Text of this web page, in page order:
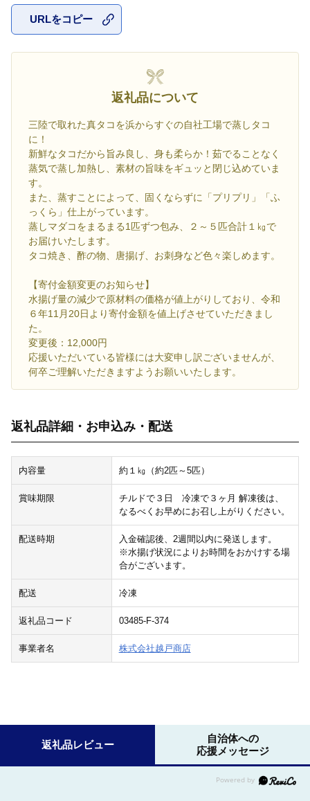
URLをコピー
返礼品について
三陸で取れた真タコを浜からすぐの自社工場で蒸しタコ
に！
新鮮なタコだから旨み良し、身も柔らか！茹でることなく
蒸気で蒸し加熱し、素材の旨味をギュッと閉じ込めていま
す。
また、蒸すことによって、固くならずに「プリプリ」「ふ
っくら」仕上がっています。
蒸しマダコをまるまる1匹ずつ包み、２～５匹合計１㎏で
お届けいたします。
タコ焼き、酢の物、唐揚げ、お刺身など色々楽しめます。
【寄付金額変更のお知らせ】
水揚げ量の減少で原材料の価格が値上がりしており、令和
６年11月20日より寄付金額を値上げさせていただきまし
た。
変更後：12,000円
応援いただいている皆様には大変申し訳ございませんが、
何卒ご理解いただきますようお願いいたします。
返礼品詳細・お申込み・配送
内容量 約１㎏（約2匹～5匹）
賞味期限
チルドで３日 冷凍で３ヶ月 解凍後は、
なるべくお早めにお召し上がりください。
配送時期
入金確認後、2週間以内に発送します。
※水揚げ状況によりお時間をおかけする場
合がございます。
配送 冷凍
返礼品コード 03485-F-374
事業者名 株式会社越戸商店
返礼品レビュー
自治体への
応援メッセージ